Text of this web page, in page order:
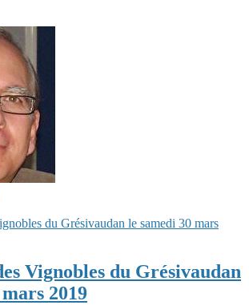
Vignobles du Grésivaudan
2019